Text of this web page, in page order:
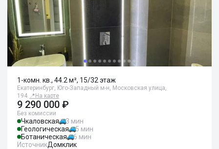
1-комн. кв., 44.2 м², 15/32 этаж
Екатеринбург, Юго-Западный м-н, Московская улица,
194 📍 На карте
9 290 000 ₽
Без комиссии
Чкаловская
3 мин
Геологическая
5 мин
Ботаническая
6 мин
ИсточникДомклик